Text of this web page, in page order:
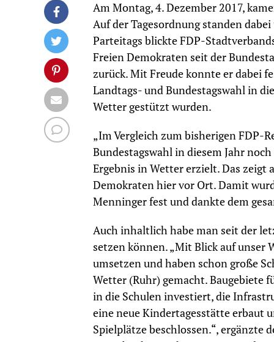
Am Montag, 4. Dezember 2017,
Auf der Tagesordnung standen
Parteitags blickte FDP-
Freien Demokraten seit der
zurück. Mit Freude konnte er dabei
Landtags- und Bundestagswahl in
Wetter gestützt wurden.
„Im Vergleich zum bisherigen FDP-
Bundestagswahl in diesem Jahr
Ergebnis in Wetter erzielt. Das zeigt
Demokraten hier vor Ort. Damit
Menninger fest und dankte dem
Auch inhaltlich habe man seit der
setzen können. „Mit Blick auf unser
umsetzen und haben schon große
Wetter (Ruhr) gemacht. Baugebiete
in die Schulen investiert, die
eine neue Kindertagesstätte erbaut
Spielplätze beschlossen.“,